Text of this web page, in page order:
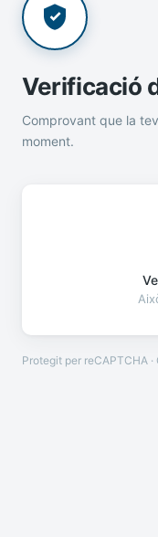
Verificació
Comprovant que la
moment.
Protegit per reCAPTCHA ·